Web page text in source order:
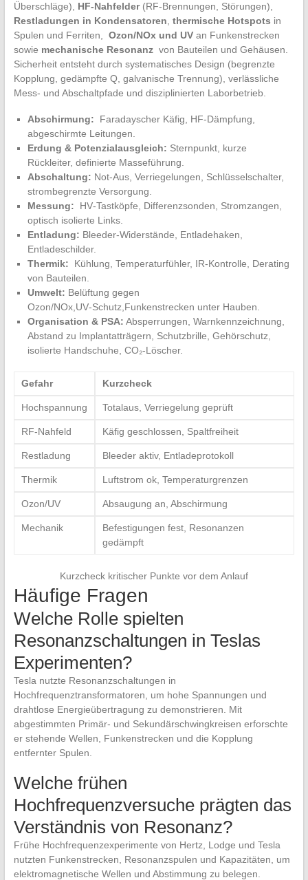
Überschläge), HF‑Nahfelder‍(RF‑Brennungen, Störungen),
Restladungen in Kondensatoren thermische‌ Hotspots in
Spulen ​und Ferriten, ​ Ozon/NOx‍ und UVan ⁤Funkenstrecken
sowie mechanische Resonanz⁤ von Bauteilen und​ Gehäusen.
‍Sicherheit entsteht ‍durch‍ systematisches Design ​(begrenzte
Kopplung, gedämpfte⁣ Q, galvanische Trennung), verlässliche
Mess- und Abschaltpfade und disziplinierten Laborbetrieb.
Abschirmung: ​ Faradayscher Käfig,⁣ HF‑Dämpfung,
abgeschirmte Leitungen.
Erdung & Potenzialausgleich: Sternpunkt,‍ kurze
Rückleiter, definierte Masseführung.
Abschaltung: Not‑Aus, Verriegelungen, Schlüsselschalter,
strombegrenzte ‍Versorgung.
Messung: ⁣ HV‑Tastköpfe,‍ Differenzsonden, Stromzangen,⁢
optisch isolierte Links.
Entladung: Bleeder‑Widerstände, Entladehaken,
‍Entladeschilder.
Thermik: ⁣ Kühlung, Temperaturfühler, IR‑Kontrolle, Derating
von Bauteilen.
Umwelt: Belüftung gegen
Ozon/NOx,UV‑Schutz,Funkenstrecken‌ unter Hauben.
Organisation & PSA: Absperrungen, Warnkennzeichnung,
Abstand zu Implantatträgern,‌ Schutzbrille, Gehörschutz,
‍isolierte‍ Handschuhe, CO₂‑Löscher.
Gefahr Kurzcheck
Hochspannung Totalaus, ‌Verriegelung geprüft
RF‑Nahfeld Käfig geschlossen, Spaltfreiheit
Restladung Bleeder aktiv,⁣ Entladeprotokoll
Thermik Luftstrom ok,⁣ Temperaturgrenzen
Ozon/UV Absaugung an,‌ Abschirmung
Mechanik
Befestigungen fest, Resonanzen
gedämpft
Kurzcheck ​kritischer Punkte vor dem Anlauf
Häufige⁤ Fragen
Welche Rolle spielten
Resonanzschaltungen in ‍Teslas
Experimenten?
Tesla nutzte Resonanzschaltungen in
Hochfrequenztransformatoren, ‍um hohe Spannungen⁣ und
⁣drahtlose‌ Energieübertragung zu demonstrieren. Mit
abgestimmten Primär‑ und Sekundärschwingkreisen erforschte
er⁤ stehende Wellen, Funkenstrecken und die Kopplung
entfernter Spulen.
Welche‍ frühen
Hochfrequenzversuche⁤ prägten das
‍Verständnis von ​Resonanz?
Frühe Hochfrequenzexperimente von ⁤Hertz, Lodge und Tesla⁣
nutzten Funkenstrecken, Resonanzspulen‌ und Kapazitäten, um
elektromagnetische‌ Wellen⁣ und Abstimmung ⁣zu belegen.